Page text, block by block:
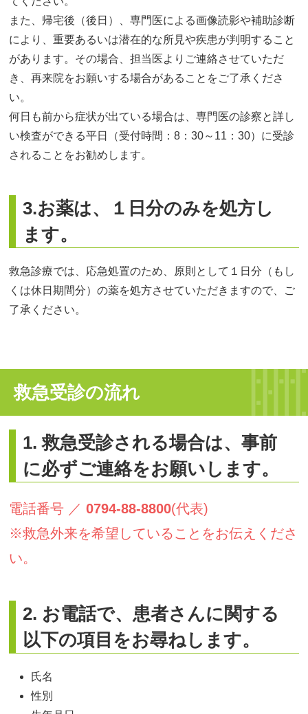
また、帰宅後（後日）、専門医による画像読影や補助診断
により、重要あるいは潜在的な所見や疾患が判明すること
があります。その場合、担当医よりご連絡させていただ
き、再来院をお願いする場合があることをご了承くださ
い。
何日も前から症状が出ている場合は、専門医の診察と詳し
い検査ができる平日（受付時間：8：30～11：30）に受診
されることをお勧めします。
3.お薬は、１日分のみを処方し
ます。
救急診療では、応急処置のため、原則として１日分（もし
くは休日期間分）の薬を処方させていただきますので、ご
了承ください。
救急受診の流れ
1. 救急受診される場合は、事前
に必ずご連絡をお願いします。
電話番号 ／0794-88-8800(代表)
※救急外来を希望していることをお伝えくださ
い。
2. お電話で、患者さんに関する
以下の項目をお尋ねします。
氏名
性別